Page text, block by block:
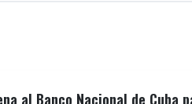
al Banco Nacional de Cuba